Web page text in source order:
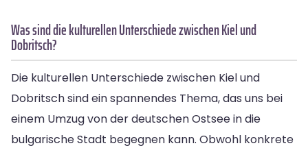
Was sind die kulturellen Unterschiede zwischen Kiel und
Dobritsch?
Die kulturellen Unterschiede zwischen Kiel und
Dobritsch sind ein spannendes Thema, das uns bei
einem Umzug von der deutschen Ostsee in die
bulgarische Stadt begegnen kann. Obwohl konkrete